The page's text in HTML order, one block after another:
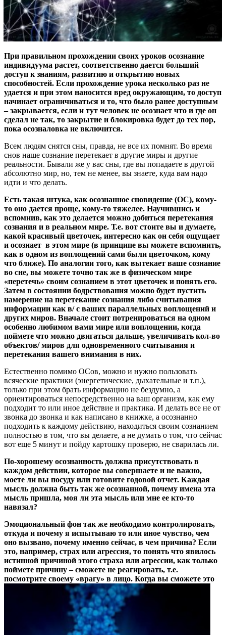
При правильном прохождении своих уроков осознание
индивидуума растет, соответственно дается больший
доступ к знаниям, развитию и открытию новых
способностей. Если прохождение урока несколько раз не
удается и при этом наносится вред окружающим, то доступ
начинает ограничиваться и то, что было ранее доступным
– закрывается, если и тут человек не осознает что и где он
сделал не так, то закрытие и блокировка будет до тех пор,
пока осозналовка не включится.
Всем людям снятся сны, правда, не все их помнят. Во время
снов наше сознание перетекает в другие миры и другие
реальности. Бывали же у вас сны, где вы попадаете в другой
абсолютно мир, но, тем не менее, вы знаете, куда вам надо
идти и что делать.
Есть такая штука, как осознанное сновидение (ОС), кому-
то оно дается проще, кому-то тяжелее. Научившись и
вспомнив, как это делается можно добиться перетекания
сознания и в реальном мире. Т.е. вот стоите вы и думаете,
какой красивый цветочек, интересно как он себя ощущает
и осознает в этом мире (в принципе вы можете вспомнить,
как в одном из воплощений сами были цветочком, кому
что ближе). По аналогии того, как вытекает ваше сознание
во сне, вы можете точно так же в физическом мире
«перетечь» своим сознанием в этот цветочек и понять его.
Затем в состоянии бодрствования можно будет пустить
намерение на перетекание сознания либо считывания
информации как в/ с ваших параллельных воплощений и
других миров. Вначале стоит потренироваться на одном
особенно любимом вами мире или воплощении, когда
поймете что можно двигаться дальше, увеличивать кол-во
объектов/ миров для одновременного считывания и
перетекания вашего внимания в них.
Естественно помимо ОСов, можно и нужно пользовать
всяческие практики (энергетические, дыхательные и т.п.),
только при этом брать информацию не бездумно, а
ориентироваться непосредственно на ваш организм, как ему
подходит то или иное действие и практика. И делать все не от
звонка до звонка и как написано в книжке, а осознанно
подходить к каждому действию, находиться своим сознанием
полностью в том, что вы делаете, а не думать о том, что сейчас
вот еще 5 минут и пойду картошку проверю, не сварилась ли.
По-хорошему осознанность должна присутствовать в
каждом действии, которое вы совершаете и не важно,
моете ли вы посуду или готовите годовой отчет. Каждая
мысль должна быть так же осознанной, почему имена эта
мысль пришла, моя ли эта мысль или мне ее кто-то
навязал?
Эмоциональный фон так же необходимо контролировать,
откуда и почему я испытываю то или иное чувство, чем
оно вызвано, почему именно сейчас, в чем причина? Если
это, например, страх или агрессия, то понять что явилось
истинной причиной этого страха или агрессии, как только
поймете причину – сможете не реагировать, т.е.
посмотрите своему «врагу» в лицо. Когда вы сможете это